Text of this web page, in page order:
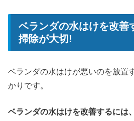
ベランダの水はけを改善
掃除が大切!
ベランダの水はけが悪いのを放置
かりです。
ベランダの水はけを改善するには